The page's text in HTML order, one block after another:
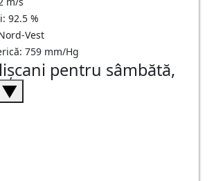
92.5 %
Vest
759 mm/Hg
pentru sâmbătă,
▼